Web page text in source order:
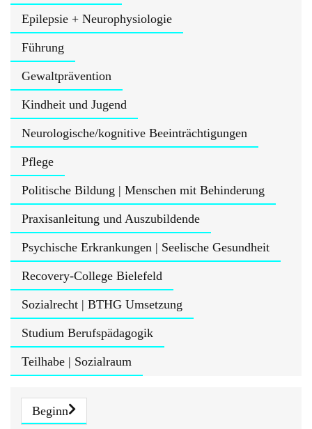
Epilepsie + Neurophysiologie
Führung
Gewaltprävention
Kindheit und Jugend
Neurologische/kognitive Beeinträchtigungen
Pflege
Politische Bildung | Menschen mit Behinderung
Praxisanleitung und Auszubildende
Psychische Erkrankungen | Seelische Gesundheit
Recovery-College Bielefeld
Sozialrecht | BTHG Umsetzung
Studium Berufspädagogik
Teilhabe | Sozialraum
Beginn